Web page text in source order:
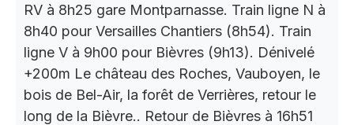
RV à 8h25 gare Montparnasse. Train ligne N à
8h40 pour Versailles Chantiers (8h54). Train
ligne V à 9h00 pour Bièvres (9h13). Dénivelé
+200m Le château des Roches, Vauboyen, le
bois de Bel-Air, la forêt de Verrières, retour le
long de la Bièvre.. Retour de Bièvres à 16h51